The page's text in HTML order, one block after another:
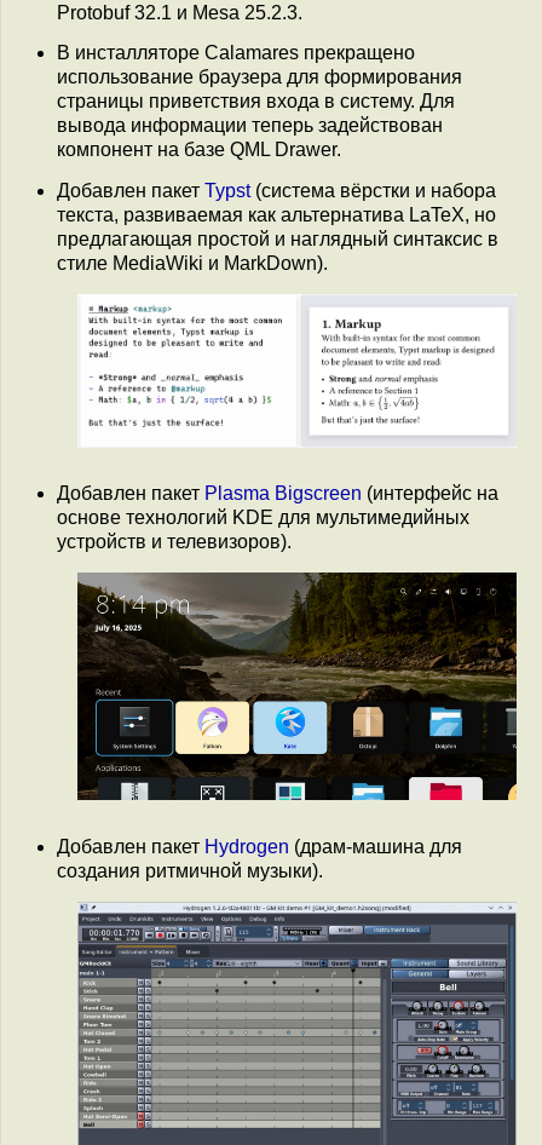
Protobuf 32.1 и Mesa 25.2.3.
В инсталляторе Calamares прекращено
использование браузера для формирования
страницы приветствия входа в систему. Для
вывода информации теперь задействован
компонент на базе QML Drawer.
Добавлен пакет Typst(система вёрстки и набора
текста, развиваемая как альтернатива LaTeX, но
предлагающая простой и наглядный синтаксис в
стиле MediaWiki и MarkDown).
Добавлен пакет Plasma Bigscreen (интерфейс на
основе технологий KDE для мультимедийных
устройств и телевизоров).
Добавлен пакет Hydrogen (драм-машина для
создания ритмичной музыки).